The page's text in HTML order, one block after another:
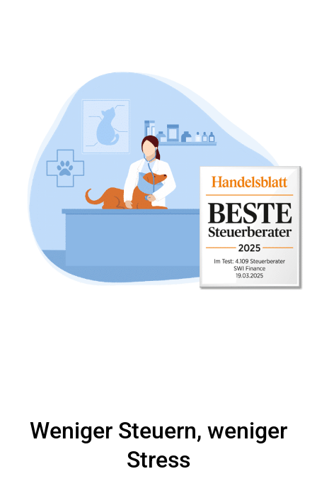
Weniger Steuern, weniger
Stress